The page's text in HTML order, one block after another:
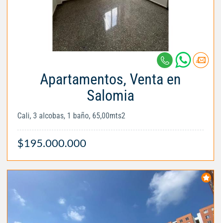
Apartamentos, Venta en
Salomia
Cali, 3 alcobas, 1 baño, 65,00mts2
$195.000.000